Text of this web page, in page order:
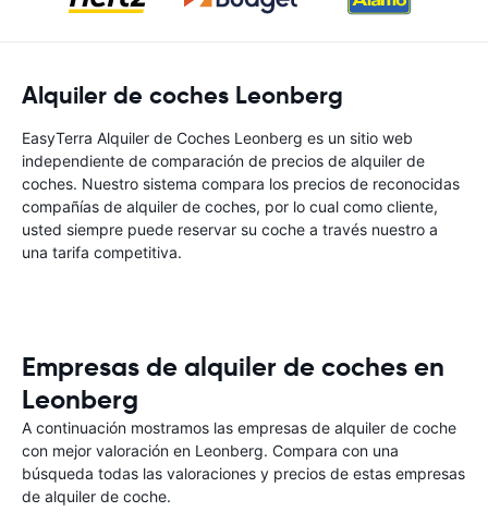
Alquiler de coches Leonberg
EasyTerra Alquiler de Coches Leonberg es un sitio web
independiente de comparación de precios de alquiler de
coches. Nuestro sistema compara los precios de reconocidas
compañías de alquiler de coches, por lo cual como cliente,
usted siempre puede reservar su coche a través nuestro a
una tarifa competitiva.
Empresas de alquiler de coches en
Leonberg
A continuación mostramos las empresas de alquiler de coche
con mejor valoración en Leonberg. Compara con una
búsqueda todas las valoraciones y precios de estas empresas
de alquiler de coche.